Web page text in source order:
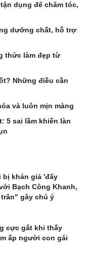
dụng để chăm tóc,
dưỡng chất, hỗ trợ
thức làm đẹp từ
Những điều cần
và luôn mịn màng
5 sai lầm khiến làn
bị khán giả 'đẩy
Bạch Công Khanh,
gây chú ý
cực gắt khi thấy
ấp người con gái